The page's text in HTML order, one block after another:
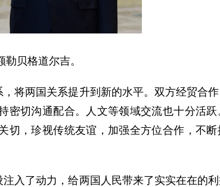
贝格道尔吉。
两国关系提升到新的水平。双方经贸合作
切沟通配合。人文等领域交流也十分活
，珍视传统友谊，加强全方位合作，不
了动力，给两国人民带来了实实在在的